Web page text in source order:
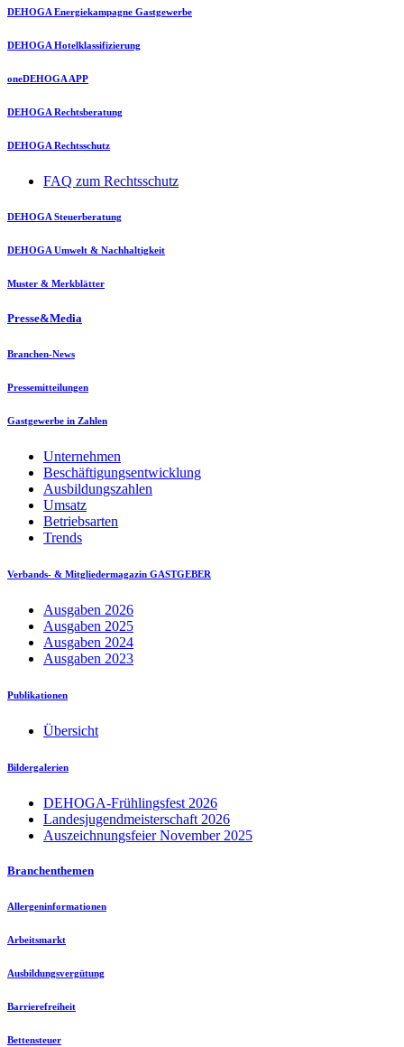
DEHOGA Energiekampagne Gastgewerbe
DEHOGA Hotelklassifizierung
oneDEHOGA APP
DEHOGA Rechtsberatung
DEHOGA Rechtsschutz
FAQ zum Rechtsschutz
DEHOGA Steuerberatung
DEHOGA Umwelt & Nachhaltigkeit
Muster & Merkblätter
Presse&Media
Branchen-News
Pressemitteilungen
Gastgewerbe in Zahlen
Unternehmen
Beschäftigungsentwicklung
Ausbildungszahlen
Umsatz
Betriebsarten
Trends
Verbands- & Mitgliedermagazin GASTGEBER
Ausgaben 2026
Ausgaben 2025
Ausgaben 2024
Ausgaben 2023
Publikationen
Übersicht
Bildergalerien
DEHOGA-Frühlingsfest 2026
Landesjugendmeisterschaft 2026
Auszeichnungsfeier November 2025
Branchenthemen
Allergeninformationen
Arbeitsmarkt
Ausbildungsvergütung
Barrierefreiheit
Bettensteuer